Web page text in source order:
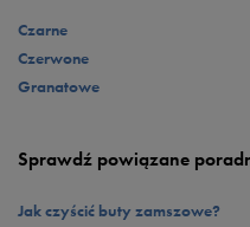
Czarne
Czerwone
Granatowe
Sprawdź powiązane
Jak czyścić buty zamszowe?